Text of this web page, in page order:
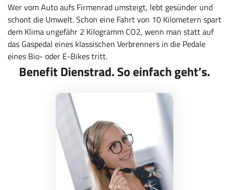
Wer vom Auto aufs Firmenrad umsteigt, lebt gesünder und
schont die Umwelt. Schon eine Fahrt von 10 Kilometern spart
dem Klima ungefähr 2 Kilogramm CO2, wenn man statt auf
das Gaspedal eines klassischen Verbrenners in die Pedale
eines Bio- oder E-Bikes tritt.
Benefit Dienstrad. So einfach geht’s.